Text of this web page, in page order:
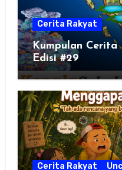
Cerita Rakyat
Kumpulan
Edisi #29
Cerita Rakyat